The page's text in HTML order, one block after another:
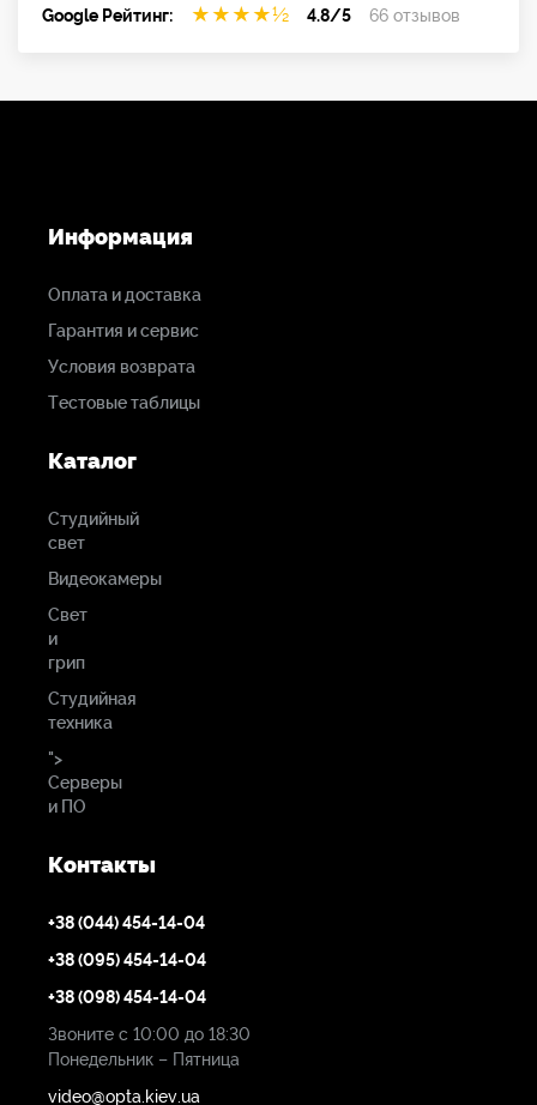
Google Рейтинг: ★ ★ ★ ★½ 4.8/5 66 отзывов
Информация
Оплата и доставка
Гарантия и сервис
Условия возврата
Тестовые таблицы
Каталог
Студийный
свет
Видеокамеры
Свет
и
грип
Студийная
техника
">
Серверы
и ПО
Контакты
+38 (044) 454-14-04
+38 (095) 454-14-04
+38 (098) 454-14-04
Звоните с 10:00 до 18:30
Понедельник – Пятница
video@opta.kiev.ua